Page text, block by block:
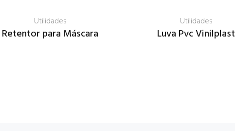
Utilidades
Retentor para Máscara
Utilidades
Luva Pvc Vinilplast